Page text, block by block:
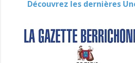
Découvrez les dernières